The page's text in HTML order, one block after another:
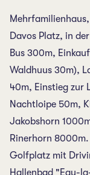
Davos Platz, in
Bus 300m,
Waldhuus 30m),
40m, Einstieg zur
Nachtloipe 50m,
Jakobshorn
Rinerhorn
Golfplatz mit
Hallenbad "Eau-